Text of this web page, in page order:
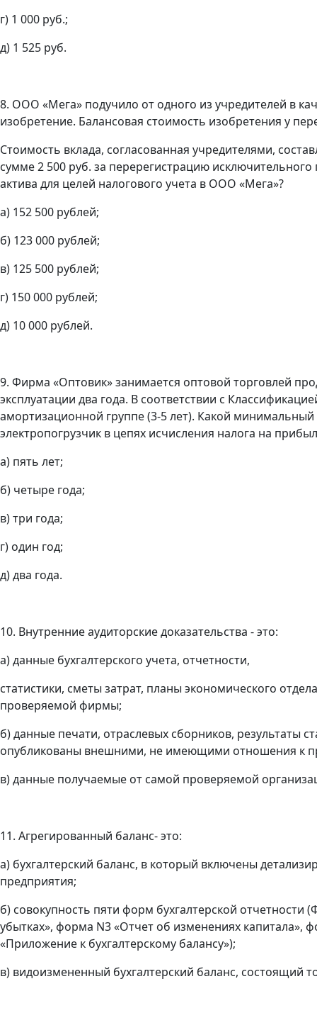
г) 1 000 руб.;
д) 1 525 руб.
8. ООО «Мега» подучило от одного из учредителей в
изобретение. Балансовая стоимость изобретения у
Стоимость вклада, согласованная учредителями,
сумме 2 500 руб. за перерегистрацию
актива для целей налогового учета в ООО «Мега»?
а) 152 500 рублей;
б) 123 000 рублей;
в) 125 500 рублей;
г) 150 000 рублей;
д) 10 000 рублей.
9. Фирма «Оптовик» занимается оптовой торговлей
эксплуатации два года. В соответствии с
амортизационной группе (3-5 лет). Какой
электропогрузчик в цепях исчисления налога на
а) пять лет;
б) четыре года;
в) три года;
г) один год;
д) два года.
10. Внутренние аудиторские доказательства - это:
а) данные бухгалтерского учета, отчетности,
статистики, сметы затрат, планы экономического
проверяемой фирмы;
б) данные печати, отраслевых сборников, результаты
опубликованы внешними, не имеющими отношения к
в) данные получаемые от самой проверяемой
11. Агрегированный баланс- это:
а) бухгалтерский баланс, в который включены
предприятия;
б) совокупность пяти форм бухгалтерской
убытках», форма N3 «Отчет об изменениях
«Приложение к бухгалтерскому балансу»);
в) видоизмененный бухгалтерский баланс, состоящий